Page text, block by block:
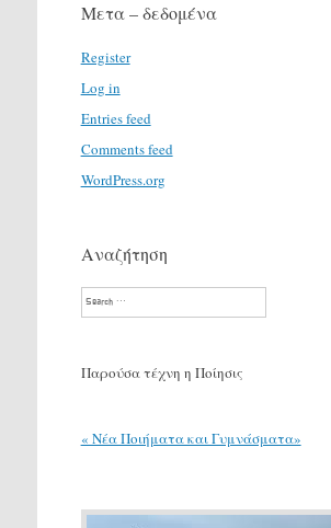
Μετα – δεδομένα
Register
Log in
Entries feed
Comments feed
WordPress.org
Αναζήτηση
Search
Παρούσα τέχνη η Ποίησις
« Νέα Ποιήματα και Γυμνάσματα»